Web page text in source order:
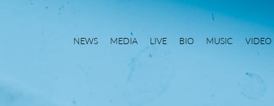
NEWS MEDIA LIVE BIO MUSIC VIDEO